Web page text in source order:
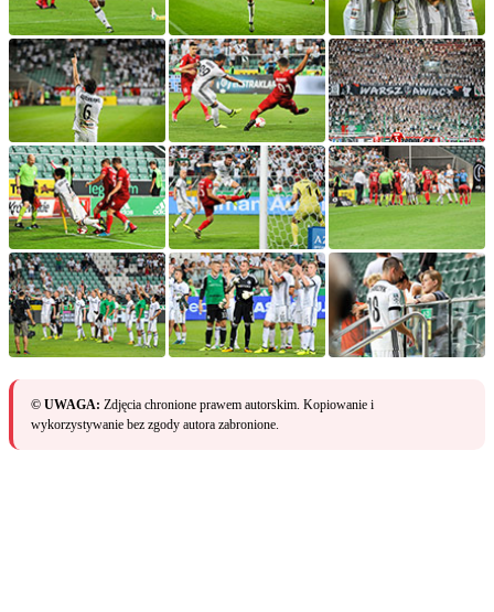
© UWAGA: Zdjęcia chronione prawem autorskim. Kopiowanie i
wykorzystywanie bez zgody autora zabronione.